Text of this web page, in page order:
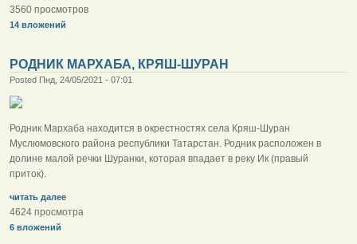
3560 просмотров
14 вложений
РОДНИК МАРХАБА, КРЯШ-ШУРАН
Posted Пнд, 24/05/2021 - 07:01
Родник Мархаба находится в окрестностях села Кряш-Шуран
Муслюмовского района республики Татарстан. Родник расположен в
долине малой речки Шуранки, которая впадает в реку Ик (правый
приток).
читать далее
4624 просмотра
6 вложений